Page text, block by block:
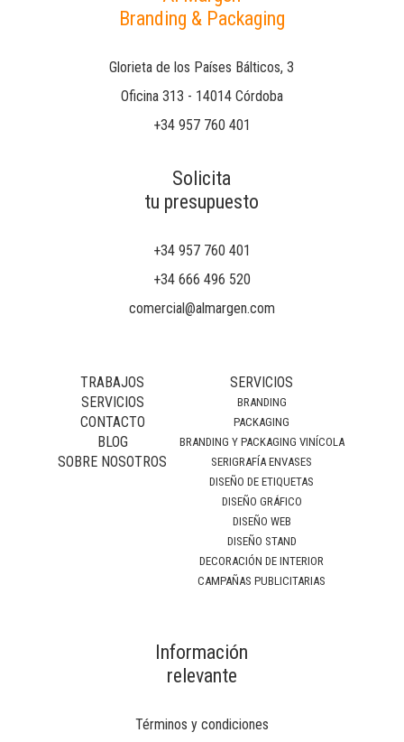
Branding & Packaging
Glorieta de los Países Bálticos, 3
Oficina 313 - 14014 Córdoba
+34 957 760 401
Solicita
tu presupuesto
+34 957 760 401
+34 666 496 520
comercial@almargen.com
TRABAJOS
SERVICIOS
CONTACTO
BLOG
SOBRE NOSOTROS
SERVICIOS
BRANDING
PACKAGING
BRANDING Y PACKAGING VINÍCOLA
SERIGRAFÍA ENVASES
DISEÑO DE ETIQUETAS
DISEÑO GRÁFICO
DISEÑO WEB
DISEÑO STAND
DECORACIÓN DE INTERIOR
CAMPAÑAS PUBLICITARIAS
Información
relevante
Términos y condiciones